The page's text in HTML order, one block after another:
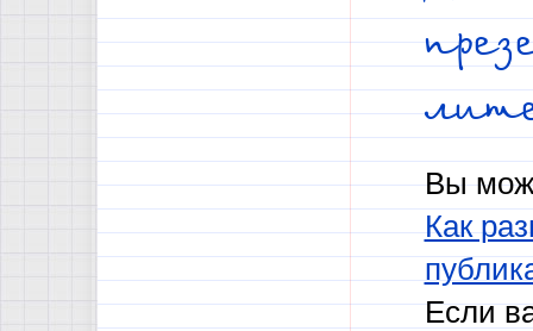
Вы
Как
Если